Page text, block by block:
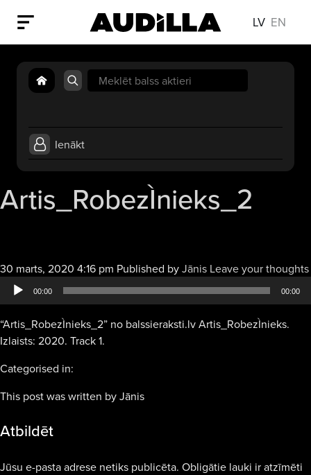
LV EN
Search
for:
Ienākt
Artis_RobezÌnieks_2
30 marts, 2020 4:16 pm Published byJānis Leave your thoughts
00:00 00:00
“Artis_RobezÌnieks_2” no balssieraksti.lv Artis_RobezÌnieks.
Izlaists: 2020. Track 1.
Categorised in:
This post was written by Jānis
Atbildēt
Jūsu e-pasta adrese netiks publicēta. Obligātie lauki ir atzīmēti